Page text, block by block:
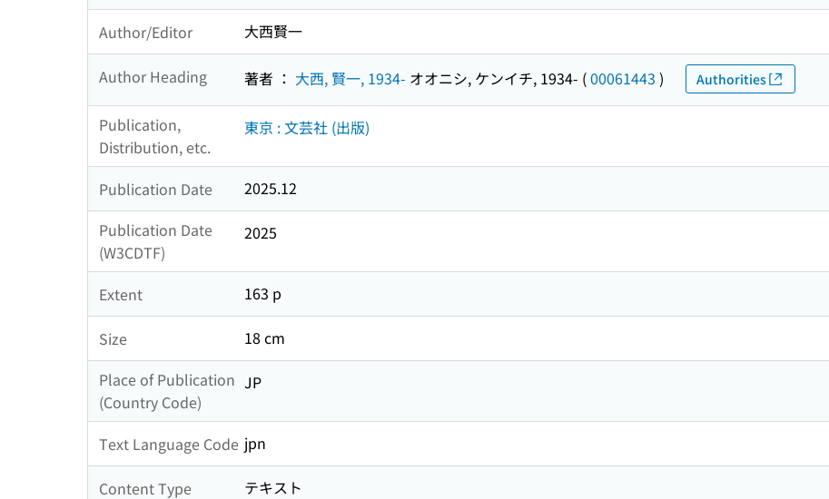
Author/Editor 大西賢一
Author Heading 著者 ： 大西, 賢一, 1934- オオニシ, ケンイチ, 1934- (00061443 ) Authorities
Publication,
Distribution, etc.
東京 : 文芸社 (出版)
Publication Date
2025.12
Publication Date
(W3CDTF)
2025
Extent 163 p
Size
18 cm
Place of Publication
(Country Code)
JP
Text Language Code jpn
Content Type テキスト